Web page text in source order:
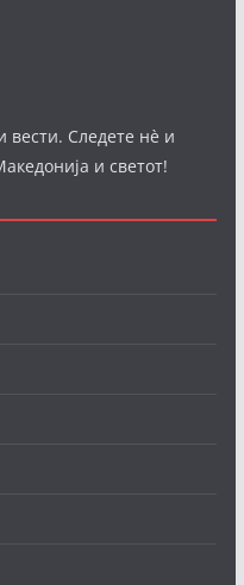
вести. Следете нè и
и светот!